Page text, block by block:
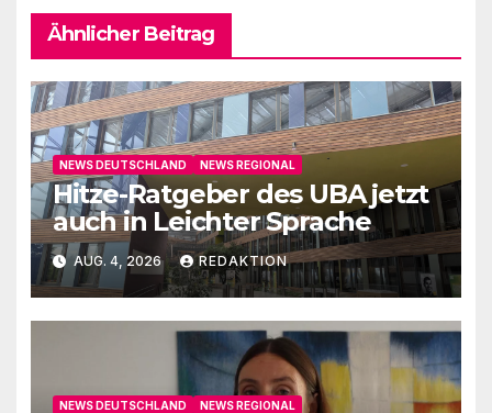
Ähnlicher Beitrag
NEWS DEUTSCHLAND NEWS REGIONAL
Hitze-Ratgeber des UBA jetzt
auch in Leichter Sprache
AUG. 4, 2026 REDAKTION
NEWS DEUTSCHLAND NEWS REGIONAL